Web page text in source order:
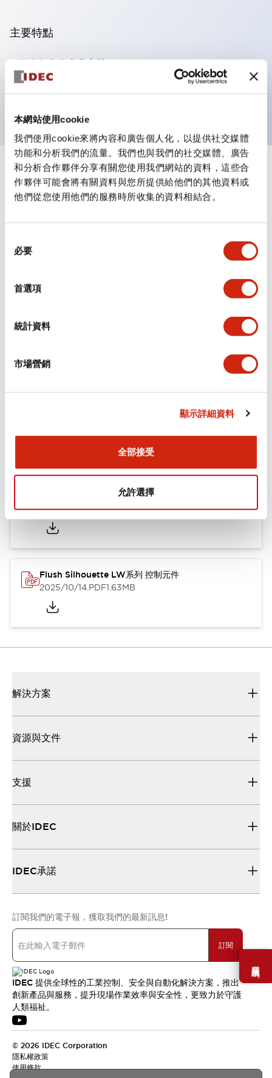
本網站使用cookie
我們使用cookie來將內容和廣告個人化，以提供社交媒體
功能和分析我們的流量。我們也與我們的社交媒體、廣告
和分析合作夥伴分享有關您使用我們網站的資料，這些合
作夥伴可能會將有關資料與您所提供給他們的其他資料或
他們從您使用他們的服務時所收集的資料相結合。
必要
首選項
統計資料
市場營銷
顯示詳細資料
全部接受
允許選擇
需要幫助嗎？
主要特點
可進行集合密著安裝
附鎖選擇開關採用高安全性的彈子鎖結構
規格 顯示全部
審美規範
安裝和安裝規範
認證與標準
Flush Silhouette LW系列 控制元件 (英文版)
2025/09/19.PDF1.23MB
Flush Silhouette LW系列 控制元件
2025/10/14.PDF1.63MB
解決方案
資源與文件
支援
關於IDEC
IDEC承諾
訂閱我們的電子報，獲取我們的最新訊息!
訂閱
IDEC 提供全球性的工業控制、安全與自動化解決方案，推出
創新產品與服務，提升現場作業效率與安全性，更致力於守護
人類福祉。
© 2026 IDEC Corporation
隱私權政策
使用條款